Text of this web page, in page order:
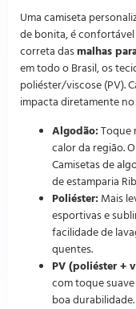
Uma camiseta
de bonita, é confortável
correta dasmalhas
em todo o Brasil, os
poliéster/viscose (PV).
impacta diretamente
Algodão: Toque
calor da região.
Camisetas de
de estamparia
Poliéster: Mais
esportivas e
facilidade de
quentes.
PV (poliéster +
com toque
boa durabilidade.